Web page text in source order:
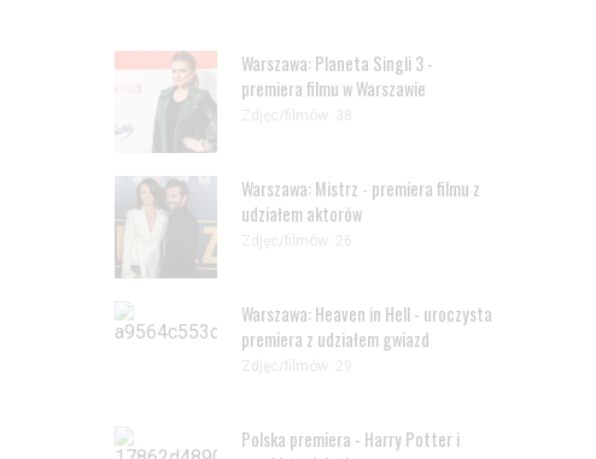
Warszawa: Planeta Singli 3 -
premiera filmu w Warszawie
Zdjęc/filmów: 38
Warszawa: Mistrz - premiera filmu z
udziałem aktorów
Zdjęc/filmów: 26
Warszawa: Heaven in Hell - uroczysta
premiera z udziałem gwiazd
Zdjęc/filmów: 29
Polska premiera - Harry Potter i